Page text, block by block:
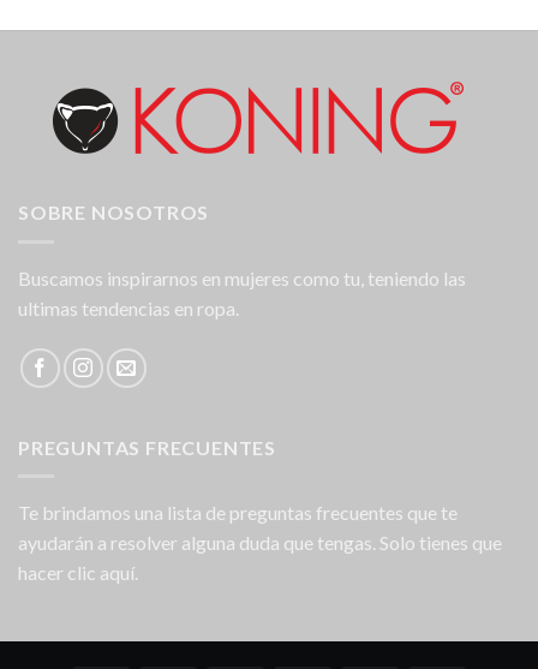
SOBRE NOSOTROS
Buscamos inspirarnos en mujeres como tu, teniendo las
ultimas tendencias en ropa.
PREGUNTAS FRECUENTES
Te brindamos una lista de preguntas frecuentes que te
ayudarán a resolver alguna duda que tengas. Solo tienes que
hacer clic aquí.